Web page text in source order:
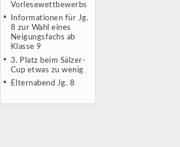
Vorlesewettbewerbs
Informationen für Jg.
8 zur Wahl eines
Neigungsfachs ab
Klasse 9
3. Platz beim Sälzer-
Cup etwas zu wenig
Elternabend Jg. 8